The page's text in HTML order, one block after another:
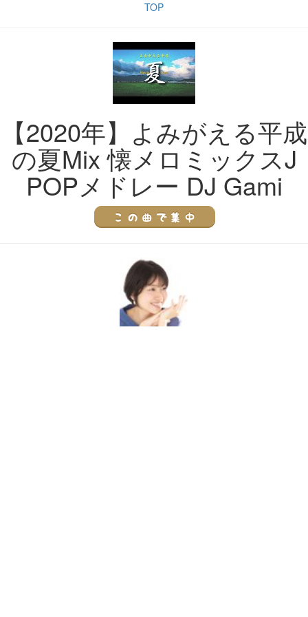
TOP
【2020年】よみがえる平成
の夏Mix 懐メロミックスJ
POPメドレー DJ Gami